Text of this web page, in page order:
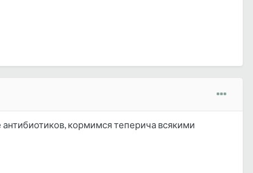
кормимся теперича всякими